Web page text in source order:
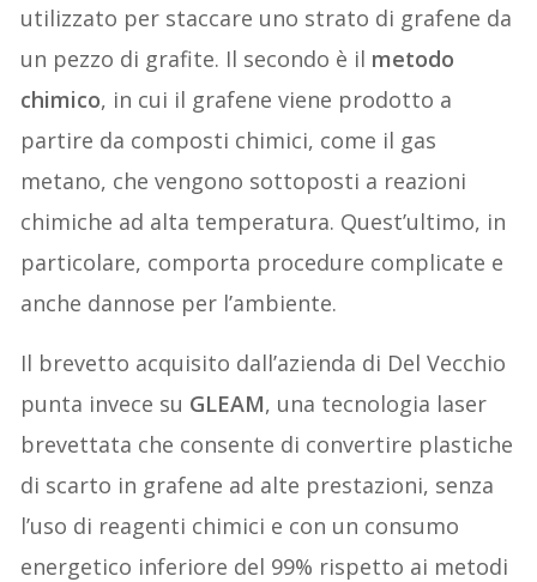
utilizzato per staccare uno strato di grafene da
un pezzo di grafite. Il secondo è il metodo
chimico, in cui il grafene viene prodotto a
partire da composti chimici, come il gas
metano, che vengono sottoposti a reazioni
chimiche ad alta temperatura. Quest’ultimo, in
particolare, comporta procedure complicate e
anche dannose per l’ambiente.
Il brevetto acquisito dall’azienda di Del Vecchio
punta invece su GLEAM, una tecnologia laser
brevettata che consente di convertire plastiche
di scarto in grafene ad alte prestazioni, senza
l’uso di reagenti chimici e con un consumo
energetico inferiore del 99% rispetto ai metodi